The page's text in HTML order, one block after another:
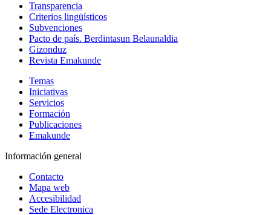
Transparencia
Criterios lingüísticos
Subvenciones
Pacto de país. Berdintasun Belaunaldia
Gizonduz
Revista Emakunde
Temas
Iniciativas
Servicios
Formación
Publicaciones
Emakunde
Información general
Contacto
Mapa web
Accesibilidad
Sede Electronica